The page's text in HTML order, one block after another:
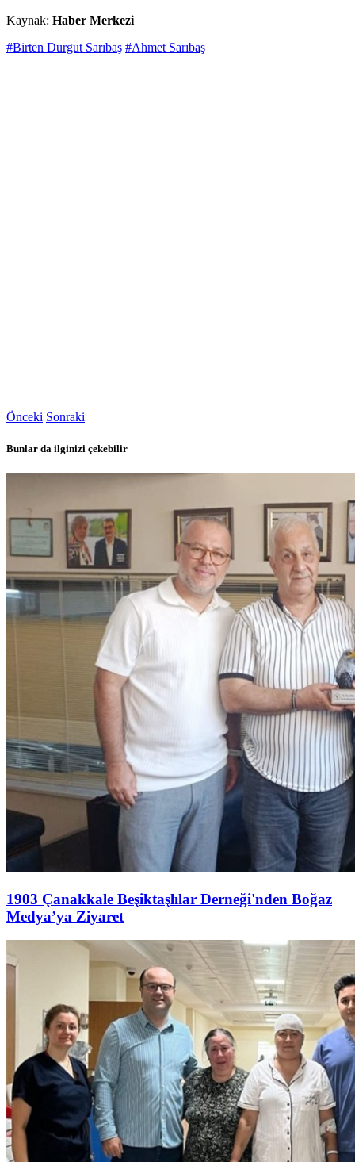
Kaynak: Haber Merkezi
#Birten Durgut Sarıbaş #Ahmet Sarıbaş
Önceki Sonraki
Bunlar da ilginizi çekebilir
1903 Çanakkale Beşiktaşlılar Derneği'nden Boğaz
Medya’ya Ziyaret